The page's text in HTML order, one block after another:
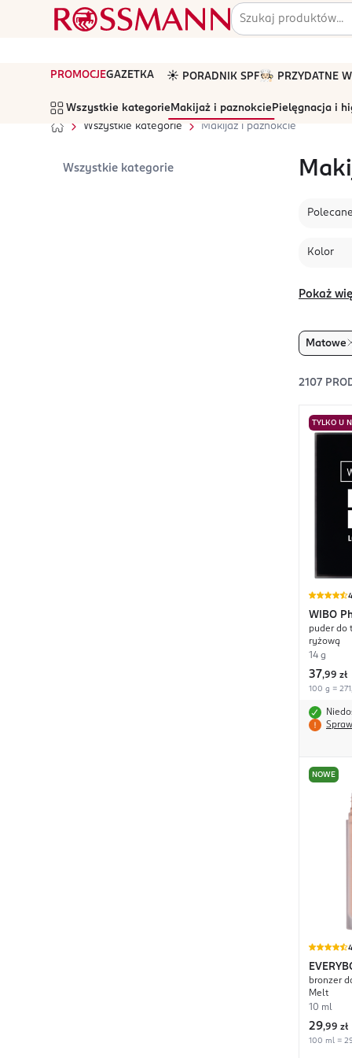
PROMOCJEGAZETKA ☀️ PORADNIK SPF🧑🏻‍🍳 PRZYDATNE
Wszystkie kategorie Makijaż i paznokcie Pielęgnacja i
Wszystkie kategorie
Makijaż i paznokcie
Wszystkie kategorie
Polecane
Kolor
Pokaż
Matowe
2107
TYLKO U
WIBO
puder do
ryżową
14 g
37,99 zł
100 g =
NOWE
bronzer
Melt
10 ml
29,99 zł
100 ml =